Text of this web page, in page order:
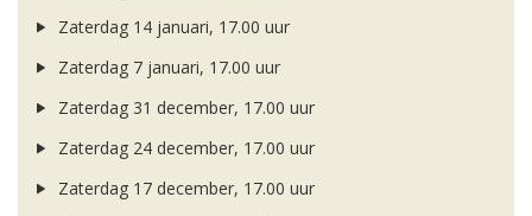
Zaterdag 14 januari, 17.00 uur
Zaterdag 7 januari, 17.00 uur
Zaterdag 31 december, 17.00 uur
Zaterdag 24 december, 17.00 uur
Zaterdag 17 december, 17.00 uur